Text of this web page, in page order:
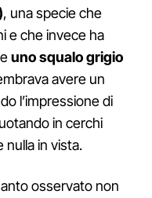
, una specie che
e che invece ha
uno squalo grigio
avere un
l’impressione di
in cerchi
in vista.
osservato non